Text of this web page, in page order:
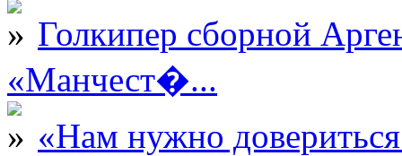
Голкипер сборной
«Манчест�...
«Нам нужно